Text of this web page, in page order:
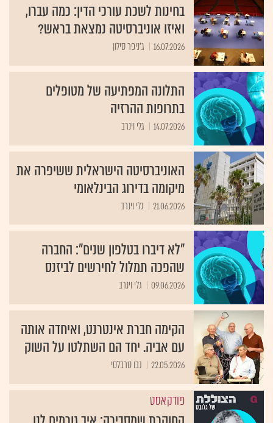
בחינות לשכת עורכי הדין: כמה עברו,
ואיזו אוניברסיטה נמצאת בראש?
16.07.2026 ג'ניפר סילון
התלונה המפתיעה של מטופלים
בתרופות ההרזיה
14.07.2026 גלי וינרב
האוניברסיטה הישראלית ששיפרה את
מיקומה בדירוג הבינלאומי
21.06.2026 גלי וינרב
"לא דיברו בטלפון שנים": החברה
שהפכה תמלול לחירשים לביזנס
09.06.2026 גלי וינרב
הקימה חברת אינטרנט, ואיחדה אותה
עם אביה. יחד הם השתלטו על השוק
22.05.2026 נבו טרבלסי
פודקאסט